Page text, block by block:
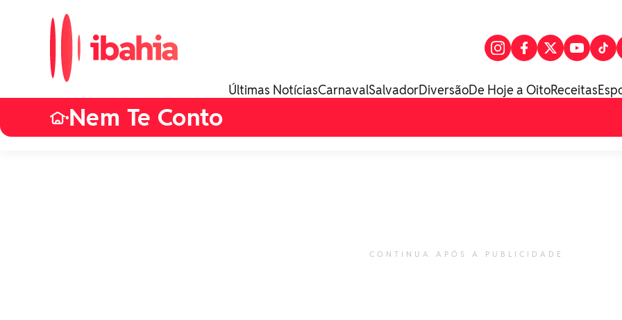
Últimas NotíciasCarnavalSalvadorDiversãoDe Hoje a OitoReceitas
•Nem Te Conto
CONTINUA APÓS A PUBLICIDADE